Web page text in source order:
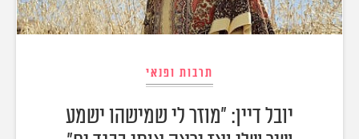
תרבות ופנאי
יובל דיין: "מוזר לי שמישהו ישמע